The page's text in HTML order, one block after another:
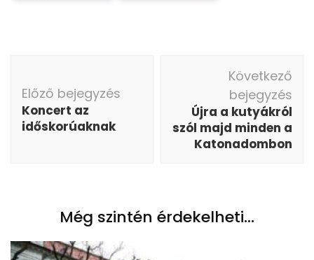
navigáció
Előző bejegyzés
Koncert az
időskorúaknak
Következő
bejegyzés
Újra a kutyákról
szól majd minden a
Katonadombon
Még szintén érdekelheti...